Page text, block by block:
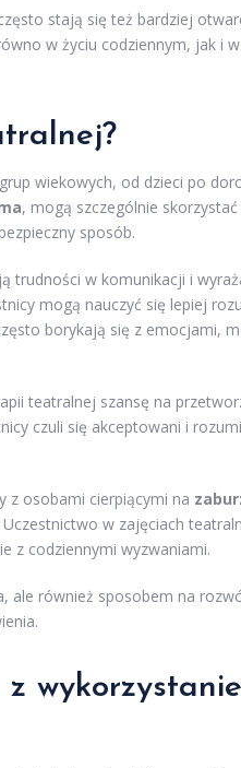
stają się też bardziej
w życiu codziennym, jak i
wiekowych, od dzieci po
, mogą szczególnie
sposób.
trudności w komunikacji i
mogą nauczyć się lepiej
borykają się z emocjami,
teatralnej szansę na
czuli się akceptowani i
z osobami cierpiącymi na
w zajęciach
z codziennymi wyzwaniami.
ale również sposobem na